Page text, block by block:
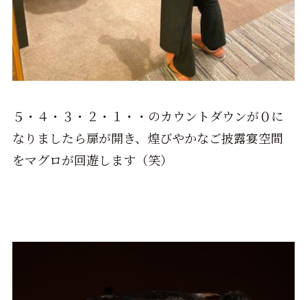
５・４・３・２・１・・のカウントダウンが０に
なりましたら扉が開き、煌びやかなご披露宴空間
をマグロが回遊します（笑）